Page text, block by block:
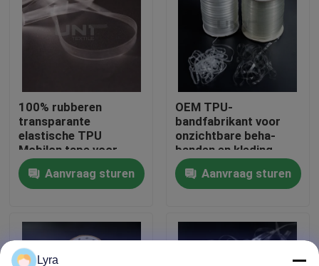
Kwaliteitscontrole
Nieuws
Gevallen
Het smeltbare interlining
100% rubberen
transparante
elastische TPU
Mobilon tape voor
zwembroek
ondergoed
Aanvraag sturen
OEM TPU-
bandfabrikant voor
onzichtbare beha-
banden en kleding
Aanvraag sturen
Lyra